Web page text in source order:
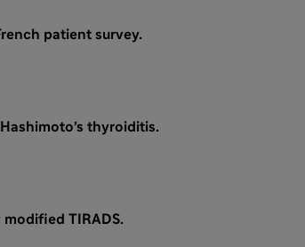
patient survey.
thyroiditis.
TIRADS.